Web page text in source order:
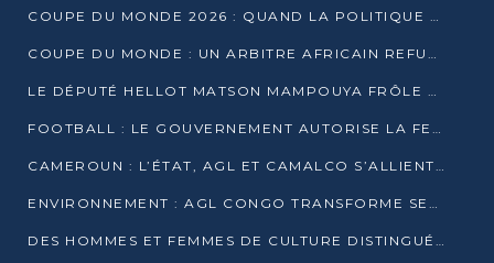
COUPE DU MONDE 2026 : QUAND LA POLITIQUE MENACE L’UNIVERSALITÉ DU FOOTBALL
COUPE DU MONDE : UN ARBITRE AFRICAIN REFUSÉ À L’ENTRÉE DES ÉTATS-UNIS
LE DÉPUTÉ HELLOT MATSON MAMPOUYA FRÔLE LA MORT LORS D’UNE EMBUSCADE DZNS LE POOL
FOOTBALL : LE GOUVERNEMENT AUTORISE LA FECOFOOT À OCCUPER LES COMPLEXES SPORTIFS
CAMEROUN : L’ÉTAT, AGL ET CAMALCO S’ALLIENT POUR UN MÉGA-PROJET FERROVIAIRE
ENVIRONNEMENT : AGL CONGO TRANSFORME SES DÉCHETS EN OUTILS DE FORMATION
DES HOMMES ET FEMMES DE CULTURE DISTINGUÉS POUR LEUR ENGAGEMENT PAR BANTOU CULTURE